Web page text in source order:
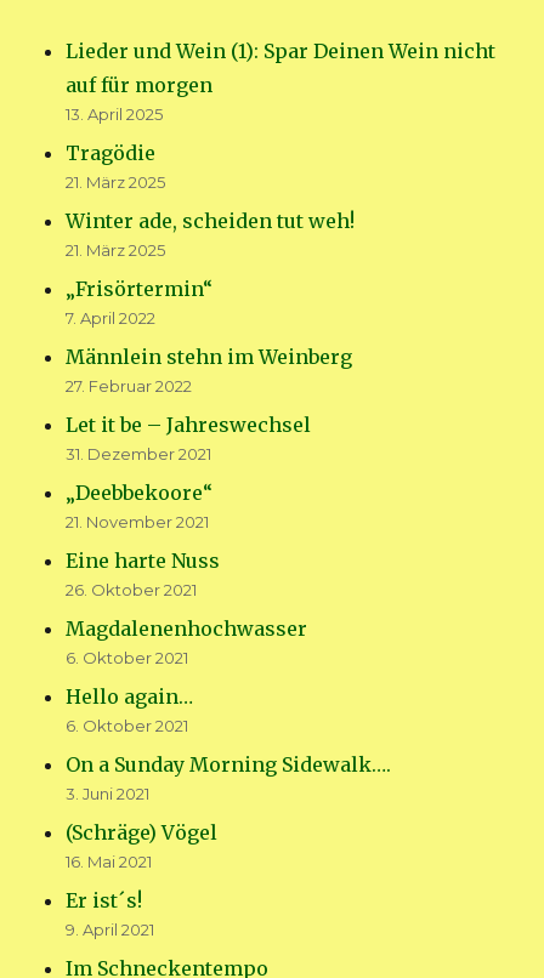
Lieder und Wein (1): Spar Deinen Wein nicht
auf für morgen
13. April 2025
Tragödie
21. März 2025
Winter ade, scheiden tut weh!
21. März 2025
„Frisörtermin“
7. April 2022
Männlein stehn im Weinberg
27. Februar 2022
Let it be – Jahreswechsel
31. Dezember 2021
„Deebbekoore“
21. November 2021
Eine harte Nuss
26. Oktober 2021
Magdalenenhochwasser
6. Oktober 2021
Hello again…
6. Oktober 2021
On a Sunday Morning Sidewalk….
3. Juni 2021
(Schräge) Vögel
16. Mai 2021
Er ist´s!
9. April 2021
Im Schneckentempo